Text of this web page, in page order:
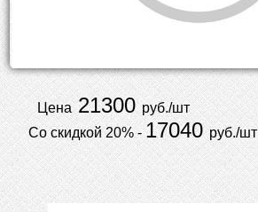
Цена21300 руб./шт
Со скидкой 20% - 17040руб./шт